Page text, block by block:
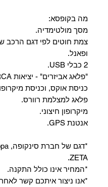
מה בקופסא:
מסך מולטימדיה.
צמת חוטים לפי דגם הרכב
ופאנל.
2 כבלי USB.
כניסת אוקס, וכניסת
פלאג למצלמת רוורס.
מיקרופון חיצוני.
אנטנת GPS.
ZETA.
*המחיר אינו כולל התקנה.
*אנו ניצור איתכם קשר